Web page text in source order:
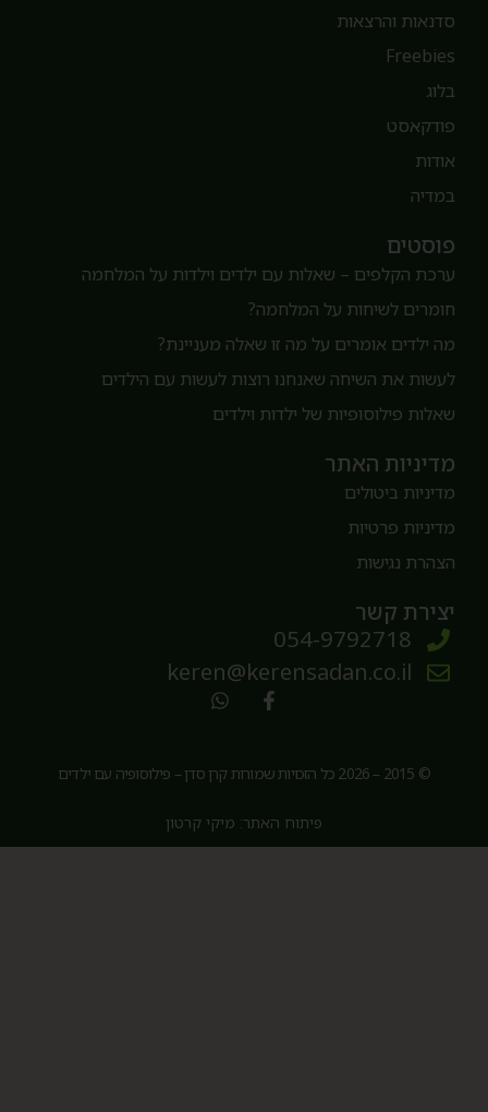
סדנאות והרצאות
Freebies
פודקאסט
אודות
במדיה
פוסטים
ערכת הקלפים – שאלות עם ילדים וילדות על המלחמה
חומרים לשיחות על המלחמה?
מה ילדים אומרים על מה זו שאלה מעניינת?
לעשות את השיחה שאנחנו רוצות לעשות עם הילדים
שאלות פילוסופיות של ילדות וילדים
מדיניות האתר
מדיניות ביטולים
מדיניות פרטיות
הצהרת נגישות
יצירת קשר
054-9792718
keren@kerensadan.co.il
פיתוח האתר: מיקי קרטון